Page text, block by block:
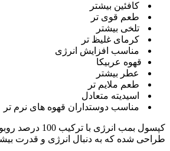
کافئین بیشتر
طعم قوی تر
تلخی بیشتر
کرمای غلیظ تر
مناسب افزایش انرژی
قهوه عربیکا
عطر بیشتر
طعم ملایم تر
اسیدیته متعادل
مناسب دوستداران قهوه های نرم تر
کپسول بمب انرژی با
طراحی شده که به دنبال انرژی و قدرت